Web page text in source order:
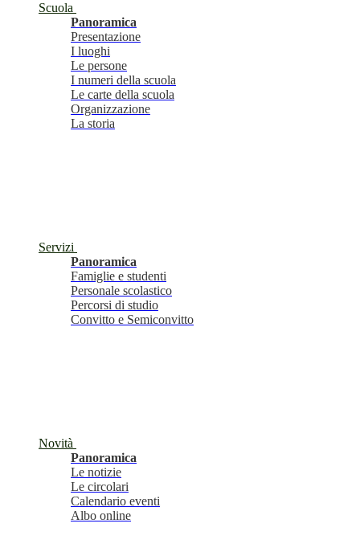
Scuola
Panoramica
Presentazione
I luoghi
Le persone
I numeri della scuola
Le carte della scuola
Organizzazione
La storia
Servizi
Panoramica
Famiglie e studenti
Personale scolastico
Percorsi di studio
Convitto e Semiconvitto
Novità
Panoramica
Le notizie
Le circolari
Calendario eventi
Albo online